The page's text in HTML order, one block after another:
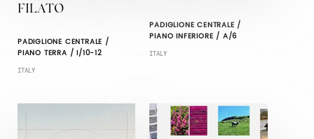
FILATO
PADIGLIONE CENTRALE /
PIANO TERRA / I/10-12
ITALY
PADIGLIONE CENTRALE /
PIANO INFERIORE / A/6
ITALY